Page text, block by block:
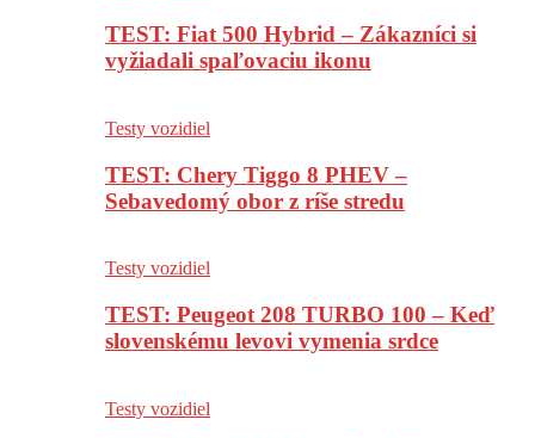
TEST: Fiat 500 Hybrid – Zákazníci si
vyžiadali spaľovaciu ikonu
Testy vozidiel
TEST: Chery Tiggo 8 PHEV –
Sebavedomý obor z ríše stredu
Testy vozidiel
TEST: Peugeot 208 TURBO 100 – Keď
slovenskému levovi vymenia srdce
Testy vozidiel